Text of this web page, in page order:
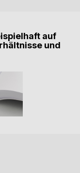
auf
und